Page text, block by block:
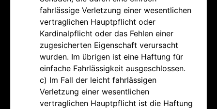
fahrlässige Verletzung einer wesentlichen
vertraglichen Hauptpflicht oder
Kardinalpflicht oder das Fehlen einer
zugesicherten Eigenschaft verursacht
wurden. Im übrigen ist eine Haftung für
einfache Fahrlässigkeit ausgeschlossen.
c) Im Fall der leicht fahrlässigen
Verletzung einer wesentlichen
vertraglichen Hauptpflicht ist die Haftung